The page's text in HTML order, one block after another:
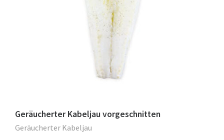
Geräucherter Kabeljau vorgeschnitten
Geräucherter Kabeljau